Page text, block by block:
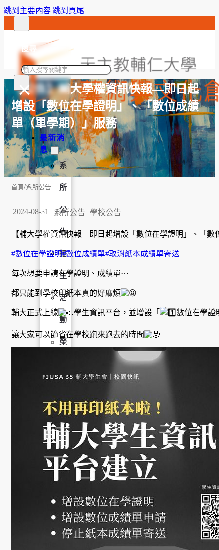
跳到主要內容 跳到頁尾
搜尋
搜
×
最新消
息
系
所
公
告
招
生
活
動
榮
獎
助
學
金
師資陣
【公告】輔大學權資訊快報—即日起
增設「數位在學證明」、「數位成績
單（單學期）」服務
首頁/系所公告
2024-08-31 系所公告 學校公告
【輔大學權資訊快報—即日起增設「數位在學證明」、「數
#數位在學證明#數位成績單#取消紙本成績單寄送
每次想要申請在學證明、成績單⋯
都只能到學校印紙本真的好麻煩
輔大正式上線 學生資訊平台，並增設「 數位在學證
讓大家可以節省在學校跑來跑去的時間